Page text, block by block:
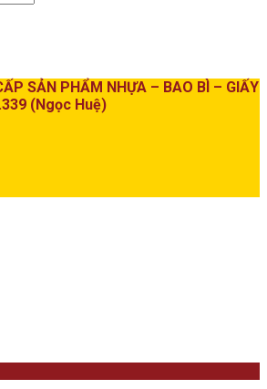
SẢN PHẨM NHỰA – BAO BÌ – GIẤY
(Ngọc Huệ)